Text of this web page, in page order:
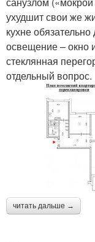
ухудшит свои же
кухне
освещение – окно
стеклянная
отдельный вопрос.
читать дальше →